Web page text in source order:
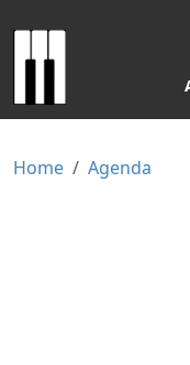
Home Agenda